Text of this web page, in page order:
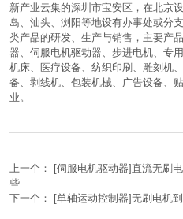
新产业云集的深圳市宝安区，在北京
岛、汕头、浏阳等地设有办事处或分
类产品的研发、生产与销售，主要产
器、伺服电机驱动器、步进电机、专
机床、医疗设备、纺织印刷、雕刻机
备、剥线机、包装机械、广告设备、
业。
上一个：
[伺服电机驱动器]直流无刷
些
下一个：
[单轴运动控制器]无刷电机